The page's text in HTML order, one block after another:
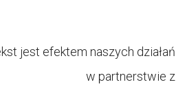
jest efektem naszych działań
w partnerstwie z